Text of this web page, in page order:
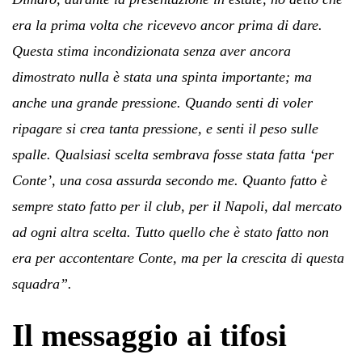
era la prima volta che ricevevo ancor prima di dare.
Questa stima incondizionata senza aver ancora
dimostrato nulla è stata una spinta importante; ma
anche una grande pressione. Quando senti di voler
ripagare si crea tanta pressione, e senti il peso sulle
spalle. Qualsiasi scelta sembrava fosse stata fatta ‘per
Conte’, una cosa assurda secondo me. Quanto fatto è
sempre stato fatto per il club, per il Napoli, dal mercato
ad ogni altra scelta. Tutto quello che è stato fatto non
era per accontentare Conte, ma per la crescita di questa
squadra”.
Il messaggio ai tifosi